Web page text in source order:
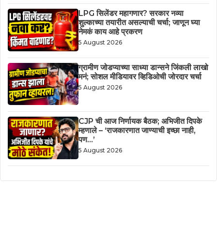
LPG सिलेंडर महागणार? सरकार नव्या
शुल्काच्या तयारीत असल्याची चर्चा; जाणून घ्या
नेमकं काय आहे प्रकरण
5 August 2026
ग्रामीण जोडप्याच्या साध्या डान्सने जिंकली लाखो
मनं; सोशल मीडियावर व्हिडिओची जोरदार चर्चा
5 August 2026
CJP ची आज निर्णायक बैठक; अभिजीत दिपके
म्हणाले – ‘राजकारणात जाण्याची इच्छा नाही,
पण…’
5 August 2026